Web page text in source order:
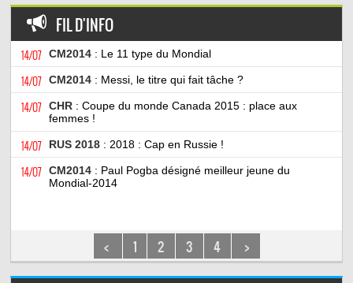
FIL D'INFO
14/07 CM2014 : Le 11 type du Mondial
14/07 CM2014 : Messi, le titre qui fait tâche ?
14/07 CHR : Coupe du monde Canada 2015 : place aux
femmes !
14/07 RUS 2018 : 2018 : Cap en Russie !
14/07 CM2014 : Paul Pogba désigné meilleur jeune du
Mondial-2014
< 1 2 3 4 >